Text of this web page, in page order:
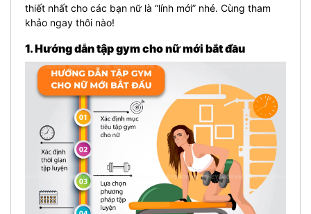
thiết nhất cho các bạn nữ là “lính mới” nhé. Cùng tham
khảo ngay thôi nào!
1. Hướng dẫn tập gym cho nữ mới bắt đầu